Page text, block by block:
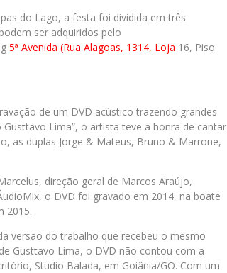
do Lago, a festa foi dividida em três
ser adquiridos pelo
5ª Avenida (Rua Alagoas, 1314, Loja 16, Piso
de um DVD acústico trazendo grandes
Lima”, o artista teve a honra de cantar
as duplas Jorge & Mateus, Bruno & Marrone,
direção geral de Marcos Araújo,
o DVD foi gravado em 2014, na boate
2015.
versão do trabalho que recebeu o mesmo
Gusttavo Lima, o DVD não contou com a
Studio Balada, em Goiânia/GO. Com um